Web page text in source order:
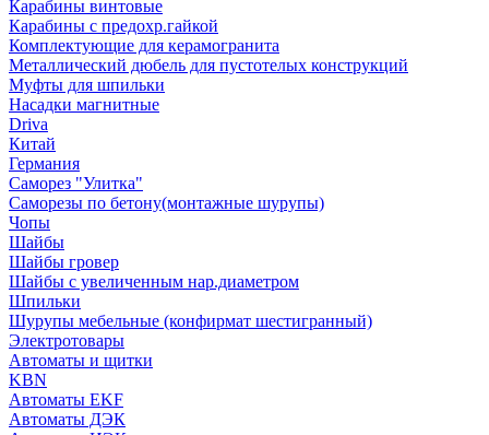
Карабины винтовые
Карабины с предохр.гайкой
Комплектующие для керамогранита
Металлический дюбель для пустотелых конструкций
Муфты для шпильки
Насадки магнитные
Driva
Китай
Германия
Саморез "Улитка"
Саморезы по бетону(монтажные шурупы)
Чопы
Шайбы
Шайбы гровер
Шайбы с увеличенным нар.диаметром
Шпильки
Шурупы мебельные (конфирмат шестигранный)
Электротовары
Автоматы и щитки
KBN
Автоматы EKF
Автоматы ДЭК